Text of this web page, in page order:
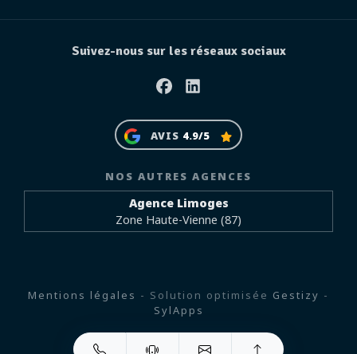
Suivez-nous sur les réseaux sociaux
FacebookLinkedin
AVIS 4.9/5
NOS AUTRES AGENCES
Agence Limoges
Zone Haute-Vienne (87)
Mentions légales - Solution optimisée Gestizy -
SylApps